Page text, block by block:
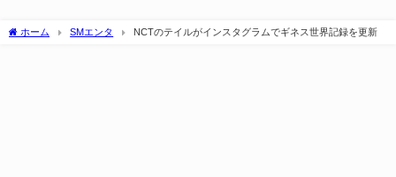
ホーム SMエンタ NCTのテイルがインスタグラムでギネス世界記録を更新